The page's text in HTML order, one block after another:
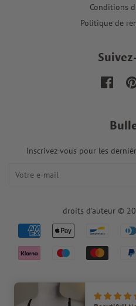
Conditions
Politique de
Inscrivez-vous pour les
droits d'auteur ©
de